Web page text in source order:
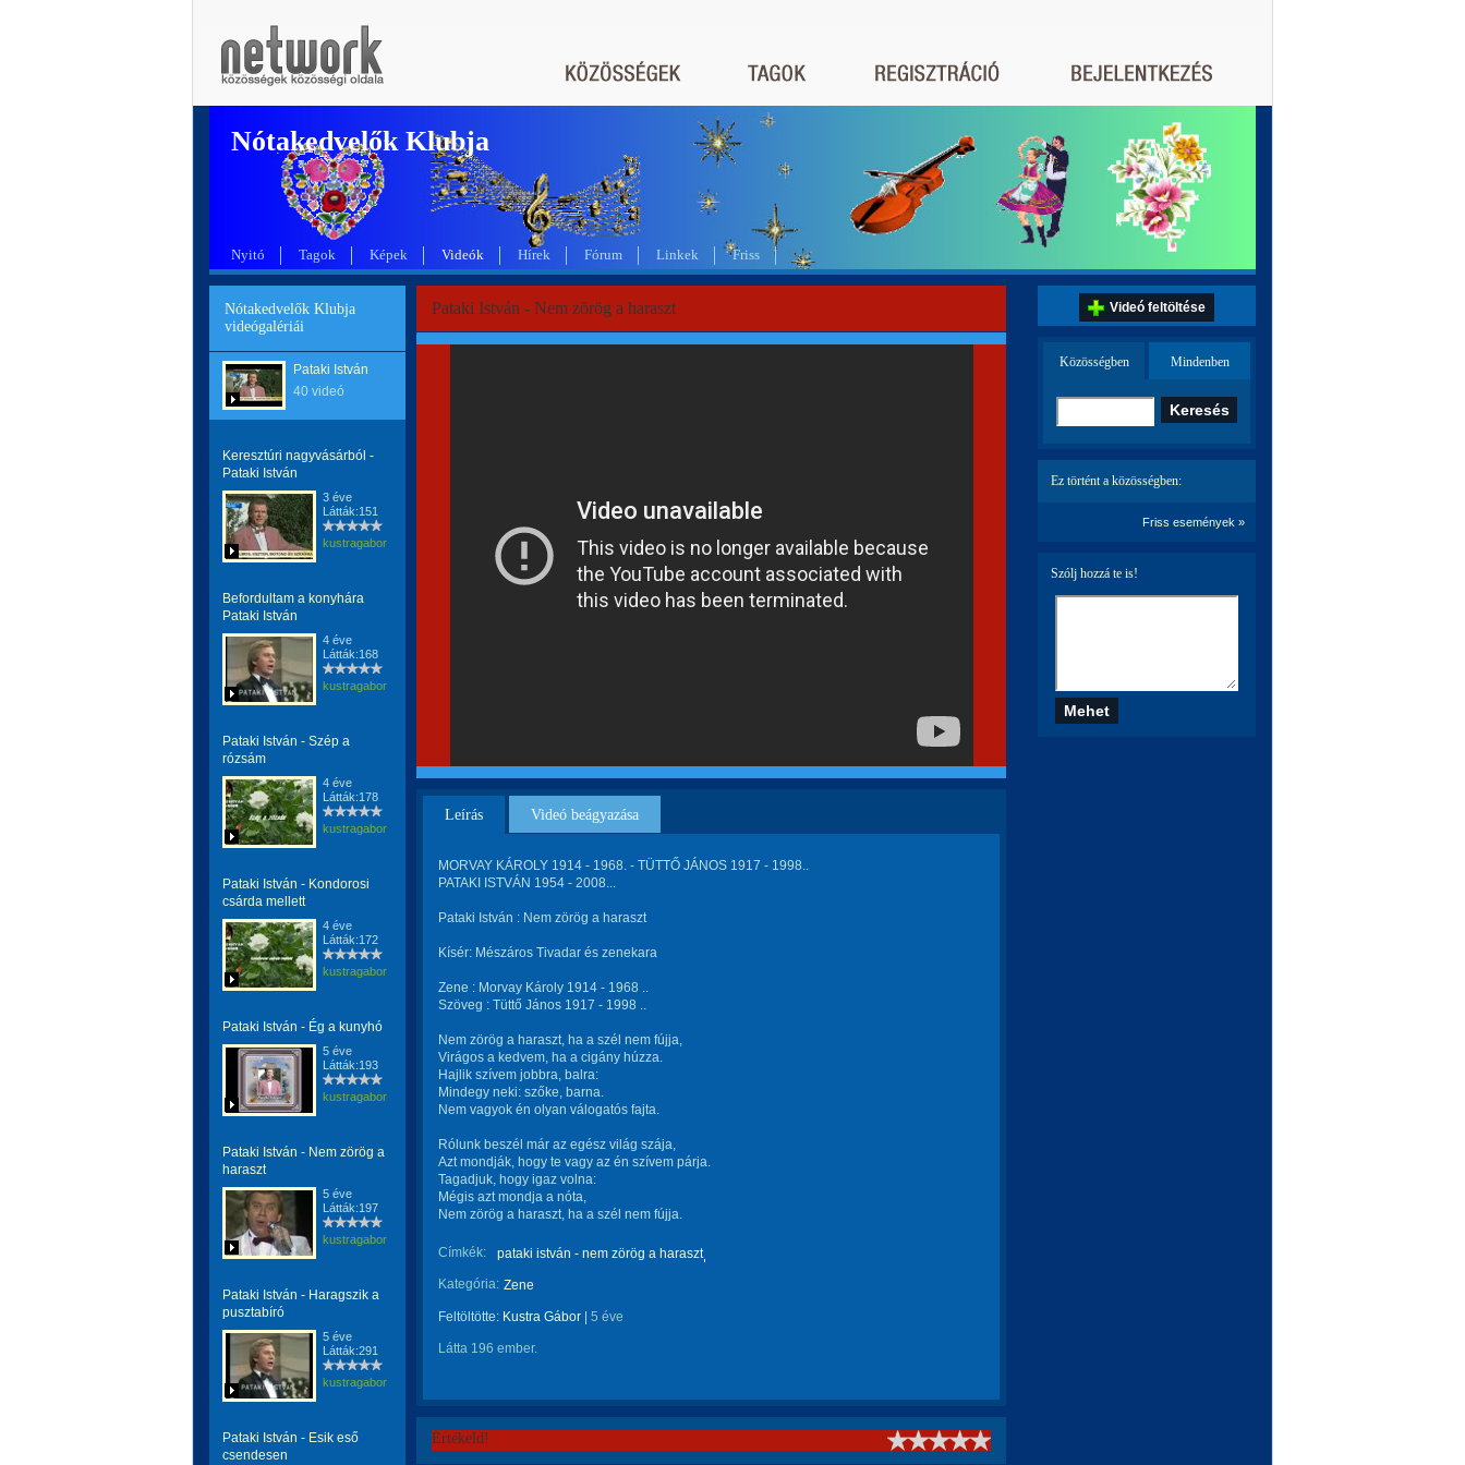
Nótakedvelők Klubja
Nyitó Tagok Képek Videók Hírek Fórum Linkek Friss
Nótakedvelők Klubja
videógalériái
Pataki István
40 videó
Keresztúri nagyvásárból -
Pataki István
3 éve
Látták:151
kustragabor
Befordultam a konyhára
Pataki István
4 éve
Látták:168
kustragabor
Pataki István - Szép a
rózsám
4 éve
Látták:178
kustragabor
Pataki István - Kondorosi
csárda mellett
4 éve
Látták:172
kustragabor
Pataki István - Ég a kunyhó
5 éve
Látták:193
kustragabor
Pataki István - Nem zörög a
haraszt
5 éve
Látták:197
kustragabor
Pataki István - Haragszik a
pusztabíró
5 éve
Látták:291
kustragabor
Pataki István - Esik eső
csendesen
Pataki István - Nem zörög a haraszt
Leírás Videó beágyazása
MORVAY KÁROLY 1914 - 1968. - TÜTTŐ JÁNOS 1917 - 1998..
PATAKI ISTVÁN 1954 - 2008...
Pataki István : Nem zörög a haraszt
Kísér: Mészáros Tivadar és zenekara
Zene : Morvay Károly 1914 - 1968 ..
Szöveg : Tüttő János 1917 - 1998 ..
Nem zörög a haraszt, ha a szél nem fújja,
Virágos a kedvem, ha a cigány húzza.
Hajlik szívem jobbra, balra:
Mindegy neki: szőke, barna.
Nem vagyok én olyan válogatós fajta.
Rólunk beszél már az egész világ szája,
Azt mondják, hogy te vagy az én szívem párja.
Tagadjuk, hogy igaz volna:
Mégis azt mondja a nóta,
Nem zörög a haraszt, ha a szél nem fújja.
Címkék:
pataki istván - nem zörög a haraszt
Kategória: Zene
Feltöltötte: Kustra Gábor 5 éve
Látta 196 ember.
Értékeld!
Videó feltöltése
Közösségben Mindenben
Ez történt a közösségben:
Friss események »
Szólj hozzá te is!